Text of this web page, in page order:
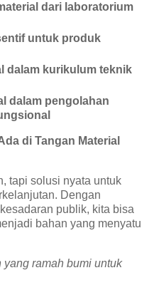
dari laboratorium
untuk produk
dalam kurikulum teknik
dalam pengolahan
di Tangan Material
tapi solusi nyata untuk
Dengan
publik, kita bisa
bahan yang menyatu
ramah bumi untuk